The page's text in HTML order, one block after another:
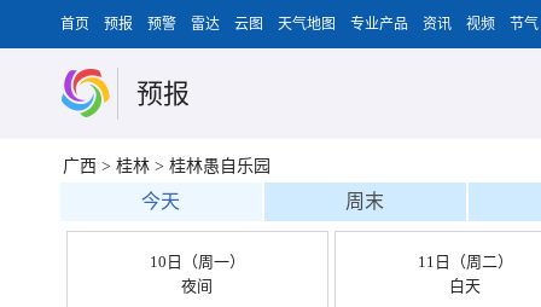
首页 预报 预警 雷达 云图 天气地图 专业产品 资讯 视频 节气
预报
广西 > 桂林 > 桂林愚自乐园
今天 周末
10日（周一）
夜间
11日（周二）
白天